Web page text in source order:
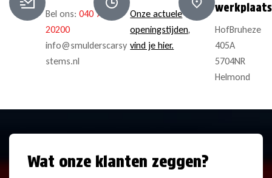
Bel ons: 040 78
20200
info@smulderscarsy
stems.nl
Onze actuele
openingstijden,
vind je hier.
werkplaats
HofBruheze
405A
5704NR
Helmond
Wat onze klanten zeggen?